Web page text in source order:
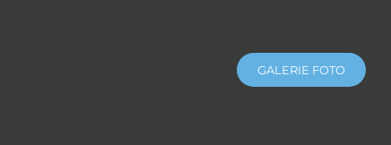
GALERIE FOTO